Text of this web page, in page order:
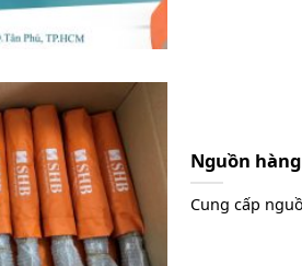
Nguồn
Cung cấp